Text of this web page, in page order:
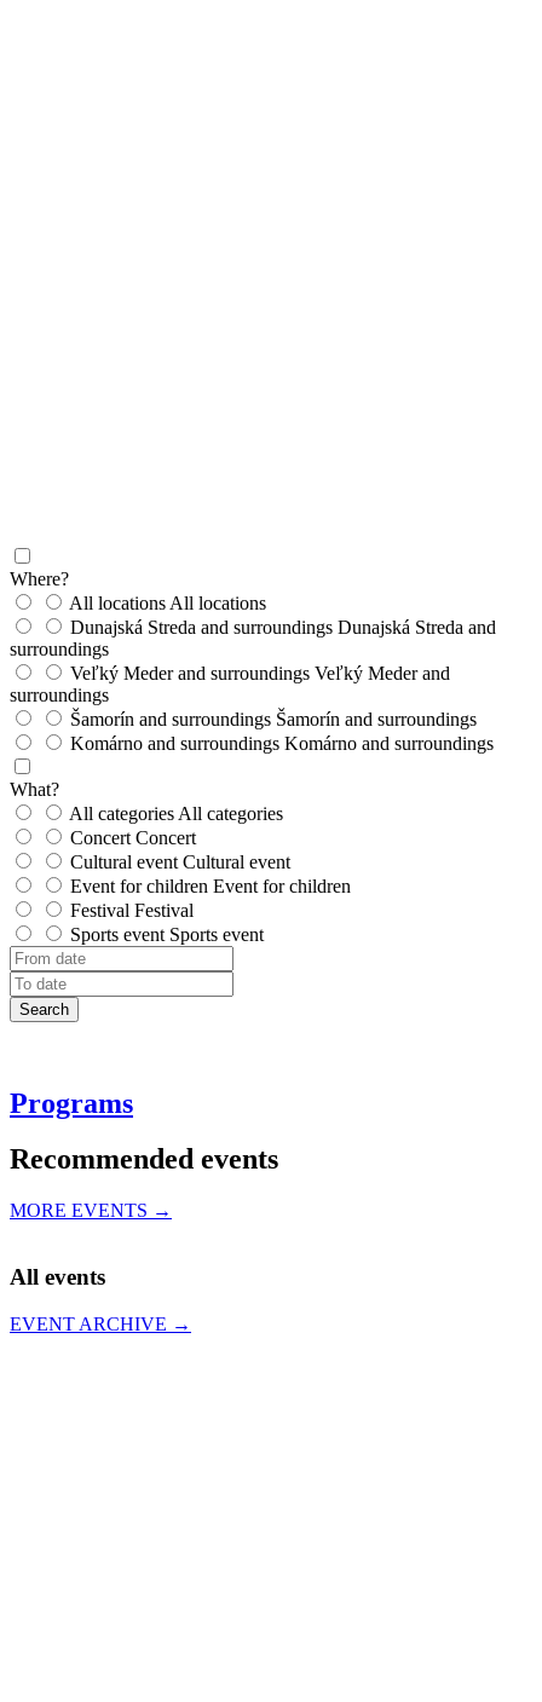
Where?
All locations All locations
Dunajská Streda and surroundings Dunajská Streda and
surroundings
Veľký Meder and surroundings Veľký Meder and
surroundings
Šamorín and surroundings Šamorín and surroundings
Komárno and surroundings Komárno and surroundings
What?
All categories All categories
Concert Concert
Cultural event Cultural event
Event for children Event for children
Festival Festival
Sports event Sports event
Search
Programs
Recommended events
MORE EVENTS →
All events
EVENT ARCHIVE →